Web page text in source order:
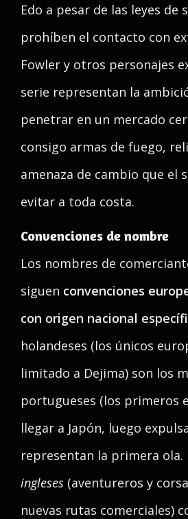
Edo a pesar de las leyes de
prohíben el contacto con
Fowler y otros personajes
serie representan la
penetrar en un mercado
consigo armas de fuego,
amenaza de cambio que el
evitar a toda costa.
Convenciones de nombre
Los nombres de
siguen convenciones
con origen nacional
holandeses (los únicos
limitado a Dejima) son los
portugueses (los primeros
llegar a Japón, luego
representan la primera ola.
ingleses (aventureros y
nuevas rutas comerciales)